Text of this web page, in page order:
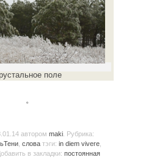
поле
。
автором maki . Рубрика:
слова тэги: in diem vivere
в закладки: постоянная